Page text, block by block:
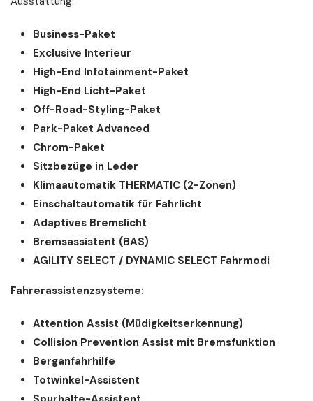
Business-Paket
Exclusive Interieur
High-End Infotainment-Paket
High-End Licht-Paket
Off-Road-Styling-Paket
Park-Paket Advanced
Chrom-Paket
Sitzbezüge in Leder
Klimaautomatik THERMATIC (2-Zonen)
Einschaltautomatik für Fahrlicht
Adaptives Bremslicht
Bremsassistent (BAS)
AGILITY SELECT / DYNAMIC SELECT Fahrmodi
Fahrerassistenzsysteme:
Attention Assist (Müdigkeitserkennung)
Collision Prevention Assist mit Bremsfunktion
Berganfahrhilfe
Totwinkel-Assistent